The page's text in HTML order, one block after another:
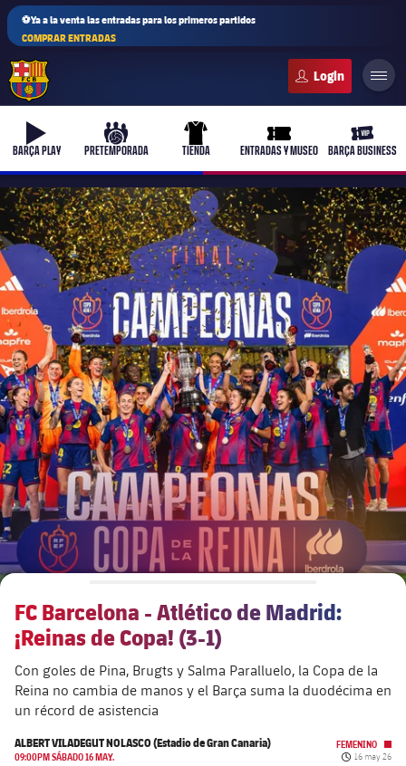
⚽Ya a la venta las entradas para los primeros partidos
COMPRAR ENTRADAS
b-play
BARÇA PLAY
culers-ball
PRETEMPORADA
uniform
TIENDA
ticket-full
ENTRADAS Y MUSEO
ticket-
BARÇA BUSINESS
plusicon
más
Junta Directiva
Estructura ejecutiva
chevron-right
label.aria.chevronright
Órganos
label.aria.chevronright
Documents
chevron-right
label.aria.chevronright
Comisiones y órganos
chevron-right
label.aria.chevronright
plusicon
más
Barça Academy
Más que un club
Masia 360
La Masia
plusicon
más
Década a década
Jugadores de leyenda
Entrenadores
FC Barcelona - Atlético de Madrid:
¡Reinas de Copa! (3-1)
Con goles de Pina, Brugts y Salma Paralluelo, la Copa de la
Reina no cambia de manos y el Barça suma la duodécima en
un récord de asistencia
ALBERT VILADEGUT NOLASCO (Estadio de Gran Canaria)
09:00PM SÁBADO 16 MAY.
FEMENINO
Fecha de
16 may 26